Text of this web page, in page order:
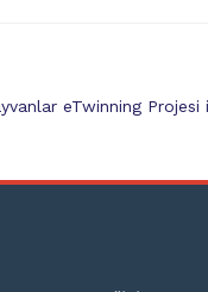
eTwinning Projesi